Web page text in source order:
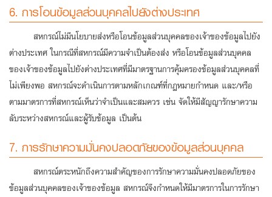
6. การโอนข้อมูลส่วนบุคคลไปยังต่างประเทศ
สหกรณ์ไม่มีนโยบายส่งหรือโอนข้อมูลส่วนบุคคลของเจ้าของข้อมูลไปยัง
ต่างประเทศ ในกรณีที่สหกรณ์มีความจำเป็นต้องส่ง หรือโอนข้อมูลส่วนบุคคล
ของเจ้าของข้อมูลไปยังต่างประเทศที่มีมาตรฐานการคุ้มครองข้อมูลส่วนบุคคลที่
ไม่เพียงพอ สหกรณ์จะดำเนินการตามหลักเกณฑ์ที่กฎหมายกำหนด และ/หรือ
ตามมาตรการที่สหกรณ์เห็นว่าจำเป็นและสมควร เช่น จัดให้มีสัญญารักษาความ
ลับระหว่างสหกรณ์และผู้รับข้อมูล เป็นต้น
7. การรักษาความมั่นคงปลอดภัยของข้อมูลส่วนบุคคล
สหกรณ์ตระหนักถึงความสำคัญของการรักษาความมั่นคงปลอดภัยของ
ข้อมูลส่วนบุคคลของเจ้าของข้อมูล สหกรณ์จึงกำหนดให้มีมาตรการในการรักษา